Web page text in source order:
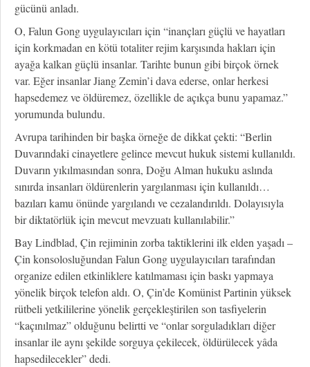
gücünü anladı.
O, Falun Gong uygulayıcıları için “inançları güçlü ve hayatları
için korkmadan en kötü totaliter rejim karşısında hakları için
ayağa kalkan güçlü insanlar. Tarihte bunun gibi birçok örnek
var. Eğer insanlar Jiang Zemin’i dava ederse, onlar herkesi
hapsedemez ve öldüremez, özellikle de açıkça bunu yapamaz.”
yorumunda bulundu.
Avrupa tarihinden bir başka örneğe de dikkat çekti: “Berlin
Duvarındaki cinayetlere gelince mevcut hukuk sistemi kullanıldı.
Duvarın yıkılmasından sonra, Doğu Alman hukuku aslında
sınırda insanları öldürenlerin yargılanması için kullanıldı…
bazıları kamu önünde yargılandı ve cezalandırıldı. Dolayısıyla
bir diktatörlük için mevcut mevzuatı kullanılabilir.”
Bay Lindblad, Çin rejiminin zorba taktiklerini ilk elden yaşadı –
Çin konsolosluğundan Falun Gong uygulayıcıları tarafından
organize edilen etkinliklere katılmaması için baskı yapmaya
yönelik birçok telefon aldı. O, Çin’de Komünist Partinin yüksek
rütbeli yetkililerine yönelik gerçekleştirilen son tasfiyelerin
“kaçınılmaz” olduğunu belirtti ve “onlar sorguladıkları diğer
insanlar ile aynı şekilde sorguya çekilecek, öldürülecek yâda
hapsedilecekler” dedi.